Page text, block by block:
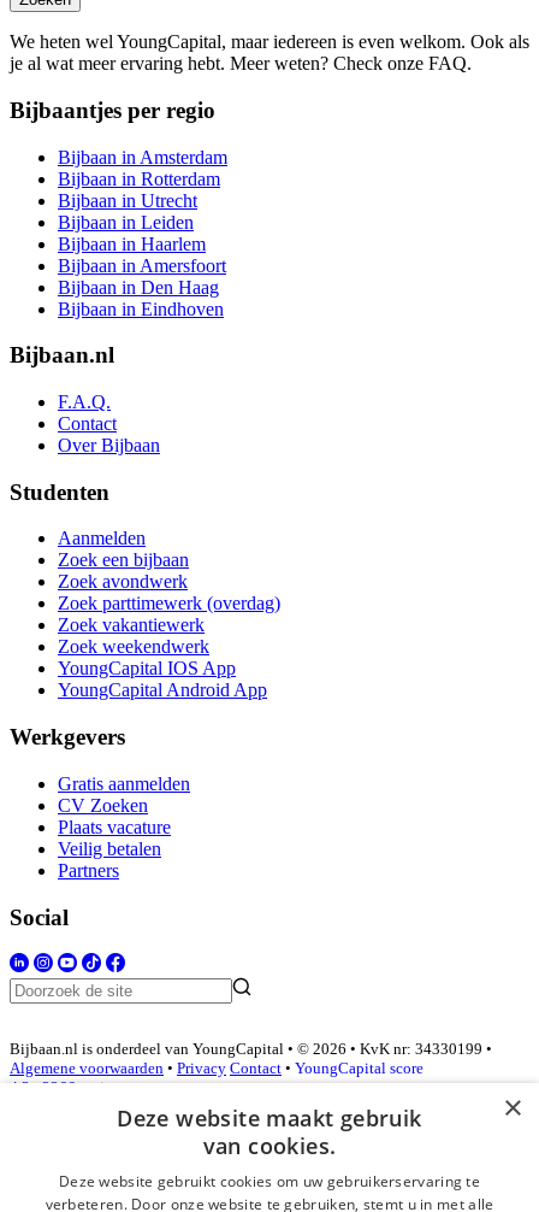
We heten wel YoungCapital, maar iedereen is even welkom. Ook als
je al wat meer ervaring hebt. Meer weten? Check onze FAQ.
Bijbaantjes per regio
Bijbaan in Amsterdam
Bijbaan in Rotterdam
Bijbaan in Utrecht
Bijbaan in Leiden
Bijbaan in Haarlem
Bijbaan in Amersfoort
Bijbaan in Den Haag
Bijbaan in Eindhoven
Bijbaan.nl
F.A.Q.
Contact
Over Bijbaan
Studenten
Aanmelden
Zoek een bijbaan
Zoek avondwerk
Zoek parttimewerk (overdag)
Zoek vakantiewerk
Zoek weekendwerk
YoungCapital IOS App
YoungCapital Android App
Werkgevers
Gratis aanmelden
CV Zoeken
Plaats vacature
Veilig betalen
Partners
Social
Bijbaan.nl is onderdeel van YoungCapital • © 2026 • KvK nr: 34330199 •
Algemene voorwaarden • Privacy Contact • YoungCapital score
4.3 - 3366 reviews
Inloggen als bedrijf
×
Deze website maakt gebruik
van cookies.
Deze website gebruikt cookies om uw gebruikerservaring te
verbeteren. Door onze website te gebruiken, stemt u in met alle